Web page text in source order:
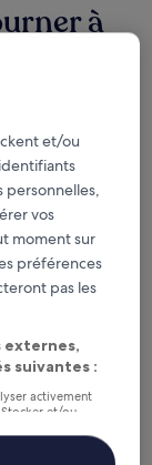
à
et/ou
personnelles,
vos
moment sur
préférences
pas les
externes,
suivantes :
activement
et/ou
du contenu,